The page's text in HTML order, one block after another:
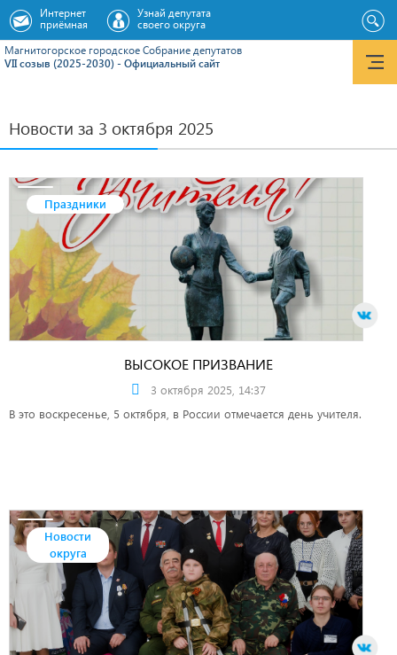
Магнитогорское городское Cобрание депутатов
VII созыв (2025-2030) - Официальный сайт
Интернет
приёмная
Узнай депутата
своего округа
Новости за 3 октября 2025
Праздники
ВЫСОКОЕ ПРИЗВАНИЕ
3 октября 2025, 14:37
В это воскресенье, 5 октября, в России отмечается день учителя.
Новости
округа